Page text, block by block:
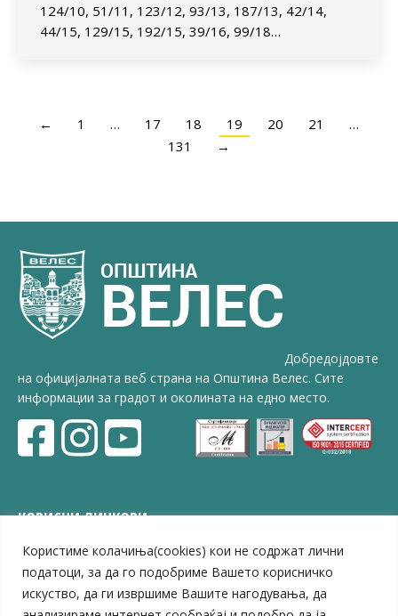
Користиме колачиња(cookies) кои не содржат лични
податоци, за да го подобриме Вашето корисничко
искуство, да ги извршиме Вашите нагодувања, да
124/10, 51/11, 123/12, 93/13, 187/13, 42/14,
44/15, 129/15, 192/15, 39/16, 99/18…
← 1 … 17 18 19 20 21
…
131
→
Добредојдовте
на официјалната веб страна на Општина Велес. Сите
информации за градот и околината на едно место.
КОРИСНИ ЛИНКОВИ
ЗЕЛС – Заедница на единиците на локална самоуправа
Центар за развој на Вардарски плански регион
Јавно комунално претпријатие „Дервен“
ЈПССО „Парк – спорт и паркинзи“